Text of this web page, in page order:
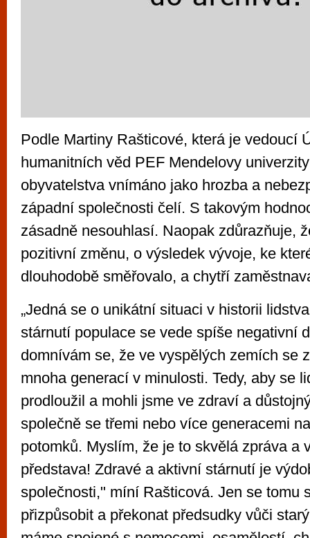
Podle Martiny Rašticové, která je vedoucí
humanitních věd PEF Mendelovy
obyvatelstva vnímáno jako hrozba a
západní společnosti čelí. S takovým
zásadně nesouhlasí. Naopak zdůrazňuje,
pozitivní změnu, o výsledek vývoje, ke
dlouhodobě směřovalo, a chytří
„Jedná se o unikátní situaci v historii
stárnutí populace se vede spíše negativní
domnívám se, že ve vyspělých zemích se
mnoha generací v minulosti. Tedy, aby se
prodloužil a mohli jsme ve zdraví a
společně se třemi nebo více generacemi
potomků. Myslím, že je to skvělá zpráva a
představa! Zdravé a aktivní stárnutí je
společnosti," míní Rašticová. Jen se tomu
přizpůsobit a překonat předsudky vůči